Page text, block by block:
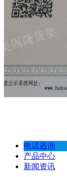
电话咨询
产品中心
新闻资讯